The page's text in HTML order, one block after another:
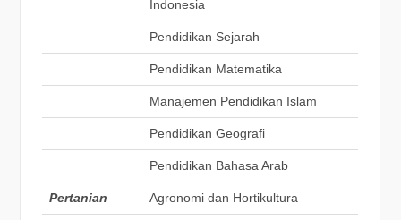
Indonesia
Pendidikan Sejarah
Pendidikan Matematika
Manajemen Pendidikan Islam
Pendidikan Geografi
Pendidikan Bahasa Arab
Pertanian Agronomi dan Hortikultura